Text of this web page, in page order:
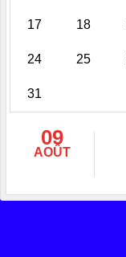
17 18
24 25
31
09
AOÛT